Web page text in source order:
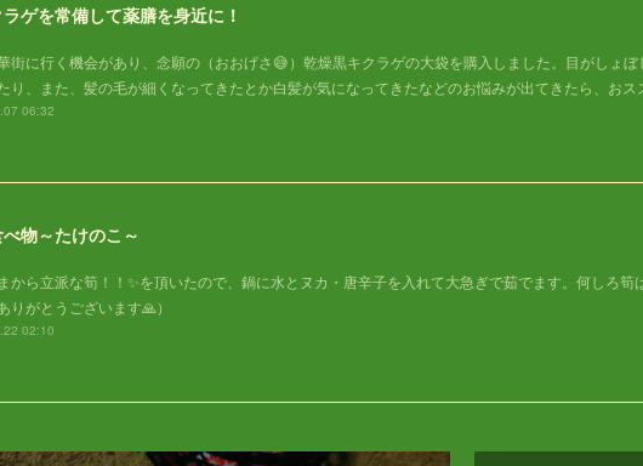
ゲを常備して薬膳を身近に！
街に行く機会があり、念願の（おおげさ😅）乾燥黒キクラゲの大袋を購入しました。目がしょ
り、また、髪の毛が細くなってきたとか白髪が気になってきたなどのお悩みが出てきたら、おス
06:32
物～たけのこ～
から立派な筍！！✨を頂いたので、鍋に水とヌカ・唐辛子を入れて大急ぎで茹でます。何しろ筍
りがとうございます🙏）
02:10